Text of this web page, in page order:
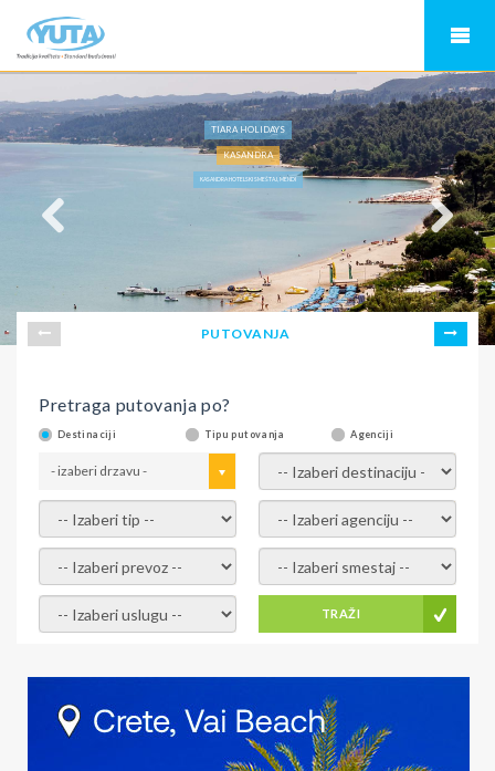
TIARA HOLIDAYS
KASANDRA
KASANDRA HOTELSKI SMEŠTAJ, MENDI
PUTOVANJA
Pretraga putovanja po?
Destinaciji Tipu putovanja Agenciji
- izaberi drzavu - - izaberi destinaciju -
- izaberi tip - - izaberi agenciju -
- izaberi prevoz - - Izaberite smestaj -
- Izaberite uslugu - TRAŽI